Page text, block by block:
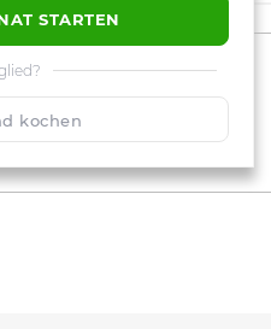
STARTEN
kochen